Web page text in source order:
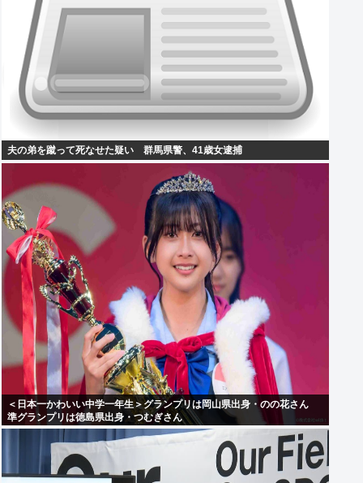
夫の弟を蹴って死なせた疑い 群馬県警、41歳女逮捕
＜日本一かわいい中学一年生＞グランプリは岡山県出身・のの花さん
準グランプリは徳島県出身・つむぎさん